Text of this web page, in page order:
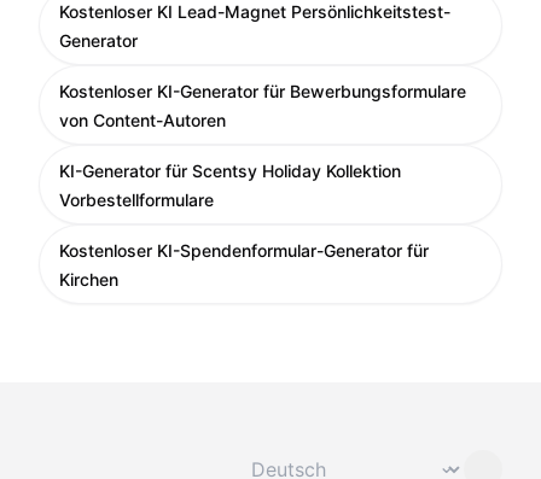
Kostenloser KI Lead-Magnet Persönlichkeitstest-
Generator
Kostenloser KI-Generator für Bewerbungsformulare
von Content-Autoren
KI-Generator für Scentsy Holiday Kollektion
Vorbestellformulare
Kostenloser KI-Spendenformular-Generator für
Kirchen
⌄